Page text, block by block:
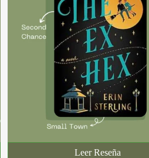
Leer Reseña